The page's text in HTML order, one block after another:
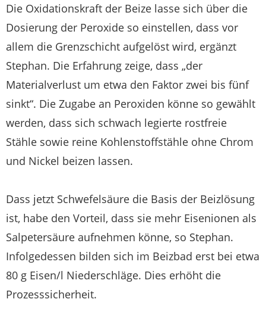
Die Oxidationskraft der Beize lasse sich über die
Dosierung der Peroxide so einstellen, dass vor
allem die Grenzschicht aufgelöst wird, ergänzt
Stephan. Die Erfahrung zeige, dass „der
Materialverlust um etwa den Faktor zwei bis fünf
sinkt“. Die Zugabe an Peroxiden könne so gewählt
werden, dass sich schwach legierte rostfreie
Stähle sowie reine Kohlenstoffstähle ohne Chrom
und Nickel beizen lassen.
Dass jetzt Schwefelsäure die Basis der Beizlösung
ist, habe den Vorteil, dass sie mehr Eisenionen als
Salpetersäure aufnehmen könne, so Stephan.
Infolgedessen bilden sich im Beizbad erst bei etwa
80 g Eisen/l Niederschläge. Dies erhöht die
Prozesssicherheit.